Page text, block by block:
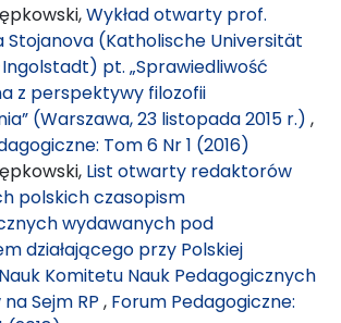
Wykład otwarty prof.
Stojanova (Katholische Universität
pt. „Sprawiedliwość
z perspektywy filozofii
(Warszawa, 23 listopada 2015 r.) ,
Tom 6 Nr 1 (2016)
List otwarty redaktorów
polskich czasopism
wydawanych pod
działającego przy Polskiej
Komitetu Nauk Pedagogicznych
Sejm RP , Forum Pedagogiczne: